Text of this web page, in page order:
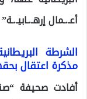
أعـ.ـمال
الشرطة
مذكرة اعتقال
أفادت صحيفة